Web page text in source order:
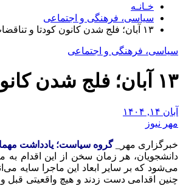
خـانـه
سیاسی، فرهنگی و اجتماعی
۱۳ آبان؛ فلج شدن کانون کودتا و تناقضات
سیاسی، فرهنگی و اجتماعی
۱۳ آبان؛ فلج شدن کانون کودتا و تناقضات
آبان ۱۴, ۱۴۰۴
مهر نیوز
خبرگزاری مهر_ گروه سیاست؛ یادداشت
دانشجویان، هر زمان سخن از این اقدام
می‌شود که بر سایر ابعاد این ماجرا سایه
چنین اقدامی دست زدند و هیچ واقعیتی قبل